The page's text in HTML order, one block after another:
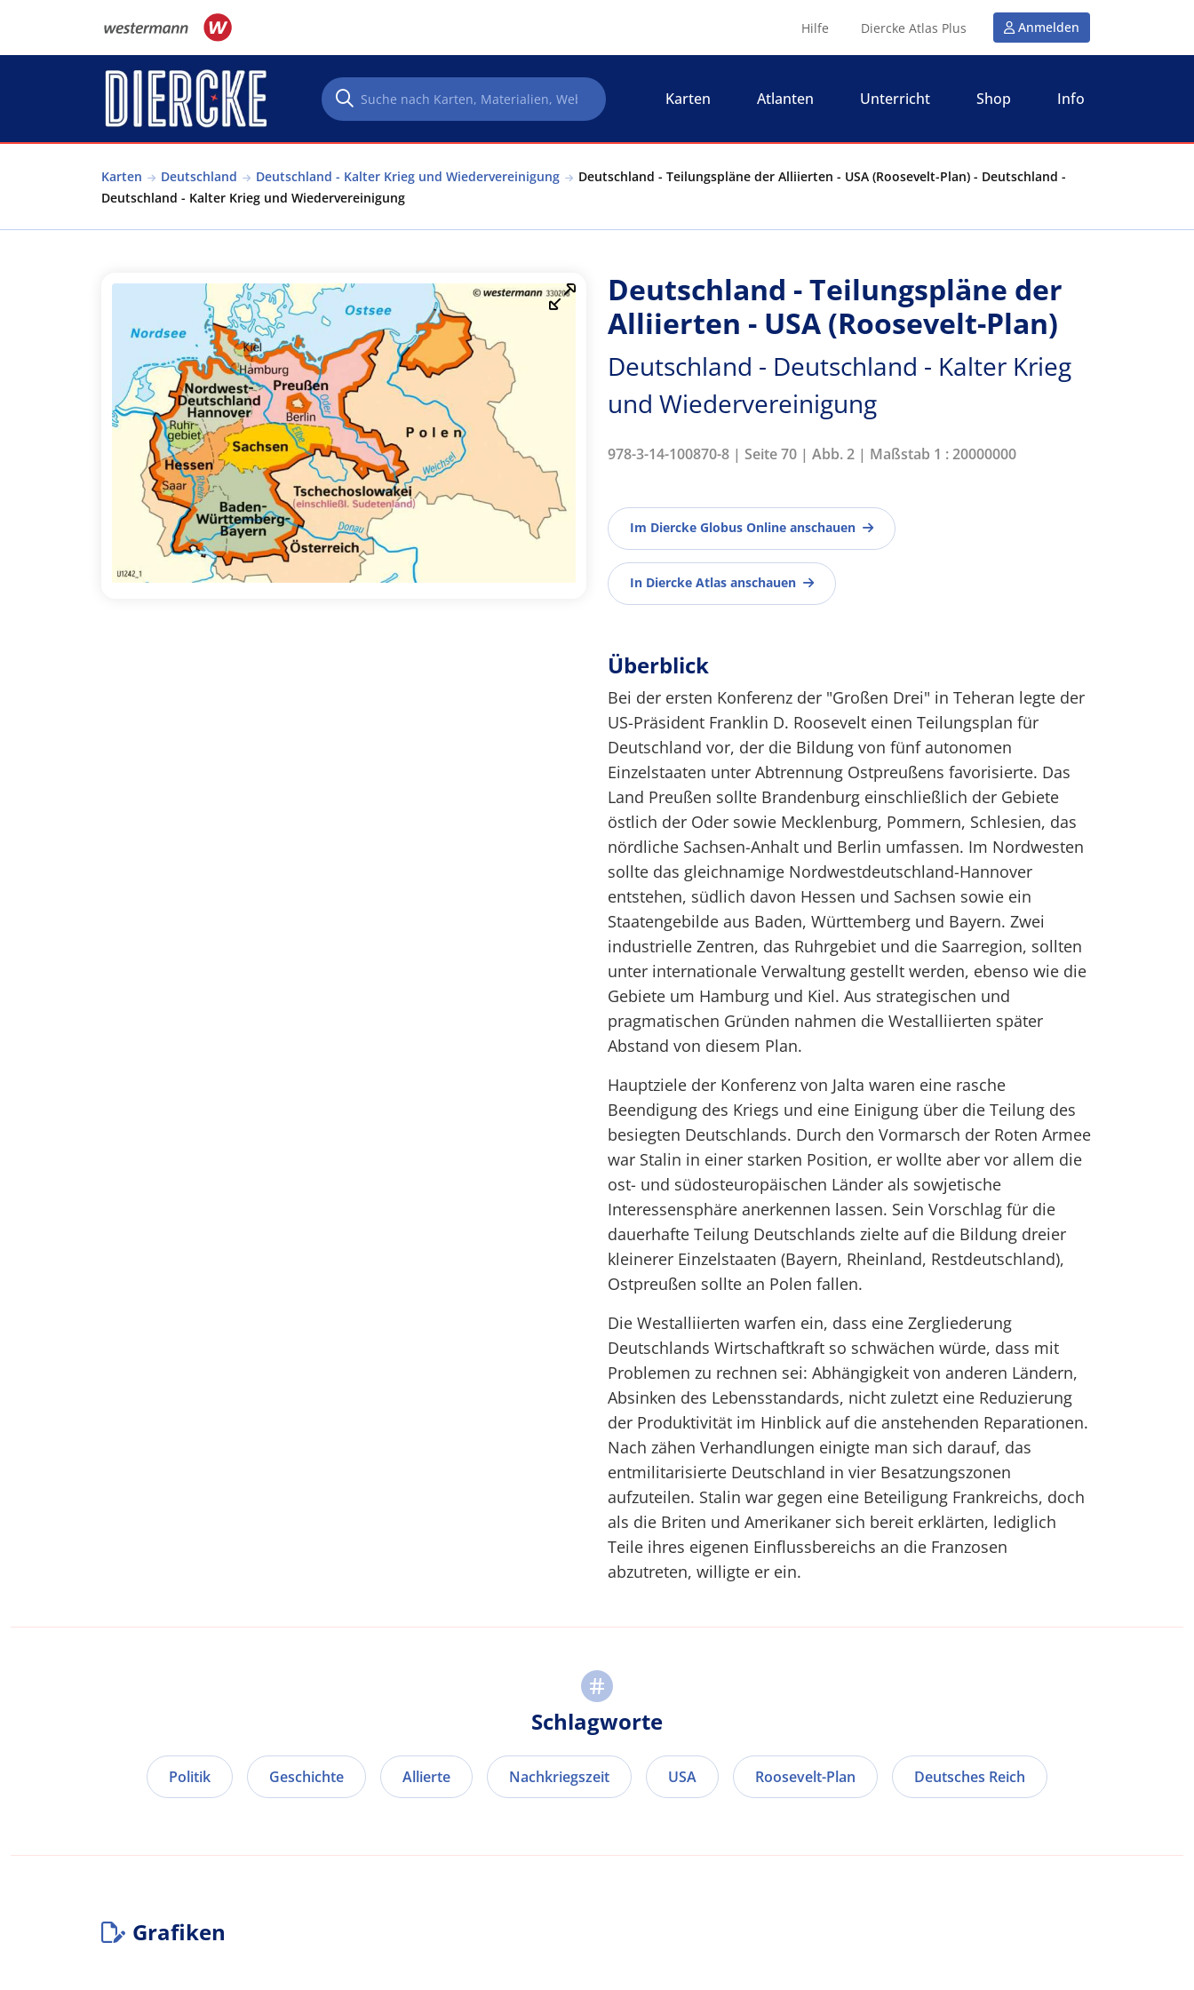
Hilfe Diercke Atlas Plus Anmelden
Karten Atlanten Unterricht Shop Info
Karten Deutschland Deutschland - Kalter Krieg und Wiedervereinigung
Deutschland - Teilungspläne der Alliierten - USA (Roosevelt-Plan) - Deutschland -
Deutschland - Kalter Krieg und Wiedervereinigung
Deutschland - Teilungspläne der
Alliierten - USA (Roosevelt-Plan)
Deutschland - Deutschland - Kalter Krieg
und Wiedervereinigung
978-3-14-100870-8 | Seite 70 | Abb. 2 | Maßstab 1 : 20000000
Im Diercke Globus Online anschauen
In Diercke Atlas anschauen
Überblick
Bei der ersten Konferenz der "Großen Drei" in Teheran legte der
US-Präsident Franklin D. Roosevelt einen Teilungsplan für
Deutschland vor, der die Bildung von fünf autonomen
Einzelstaaten unter Abtrennung Ostpreußens favorisierte. Das
Land Preußen sollte Brandenburg einschließlich der Gebiete
östlich der Oder sowie Mecklenburg, Pommern, Schlesien, das
nördliche Sachsen-Anhalt und Berlin umfassen. Im Nordwesten
sollte das gleichnamige Nordwestdeutschland-Hannover
entstehen, südlich davon Hessen und Sachsen sowie ein
Staatengebilde aus Baden, Württemberg und Bayern. Zwei
industrielle Zentren, das Ruhrgebiet und die Saarregion, sollten
unter internationale Verwaltung gestellt werden, ebenso wie die
Gebiete um Hamburg und Kiel. Aus strategischen und
pragmatischen Gründen nahmen die Westalliierten später
Abstand von diesem Plan.
Hauptziele der Konferenz von Jalta waren eine rasche
Beendigung des Kriegs und eine Einigung über die Teilung des
besiegten Deutschlands. Durch den Vormarsch der Roten Armee
war Stalin in einer starken Position, er wollte aber vor allem die
ost- und südosteuropäischen Länder als sowjetische
Interessensphäre anerkennen lassen. Sein Vorschlag für die
dauerhafte Teilung Deutschlands zielte auf die Bildung dreier
kleinerer Einzelstaaten (Bayern, Rheinland, Restdeutschland),
Ostpreußen sollte an Polen fallen.
Die Westalliierten warfen ein, dass eine Zergliederung
Deutschlands Wirtschaftkraft so schwächen würde, dass mit
Problemen zu rechnen sei: Abhängigkeit von anderen Ländern,
Absinken des Lebensstandards, nicht zuletzt eine Reduzierung
der Produktivität im Hinblick auf die anstehenden Reparationen.
Nach zähen Verhandlungen einigte man sich darauf, das
entmilitarisierte Deutschland in vier Besatzungszonen
aufzuteilen. Stalin war gegen eine Beteiligung Frankreichs, doch
als die Briten und Amerikaner sich bereit erklärten, lediglich
Teile ihres eigenen Einflussbereichs an die Franzosen
abzutreten, willigte er ein.
Schlagworte
Politik Geschichte Allierte Nachkriegszeit USA Roosevelt-Plan Deutsches Reich
Grafiken